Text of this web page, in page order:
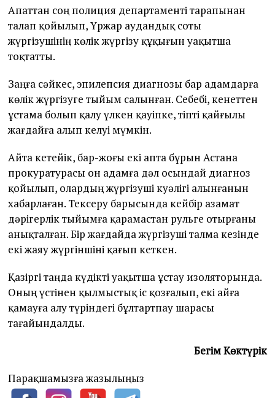
Апаттан соң полиция департаменті тарапынан
талап қойылып, Үржар аудандық соты
жүргізушінің көлік жүргізу құқығын уақытша
тоқтатты.
Заңға сәйкес, эпилепсия диагнозы бар адамдарға
көлік жүргізуге тыйым салынған. Себебі, кенеттен
ұстама болып қалу үлкен қауіпке, тіпті қайғылы
жағдайға алып келуі мүмкін.
Айта кетейік, бар-жоғы екі апта бұрын Астана
прокуратурасы он адамға дәл осындай диагноз
қойылып, олардың жүргізуші куәлігі алынғанын
хабарлаған. Тексеру барысында кейбір азамат
дәрігерлік тыйымға қарамастан рульге отырғаны
анықталған. Бір жағдайда жүргізуші талма кезінде
екі жаяу жүргіншіні қағып кеткен.
Қазіргі таңда күдікті уақытша ұстау изоляторында.
Оның үстінен қылмыстық іс қозғалып, екі айға
қамауға алу түріндегі бұлтартпау шарасы
тағайындалды.
Бегім Көктүрік
Парақшамызға жазылыңыз